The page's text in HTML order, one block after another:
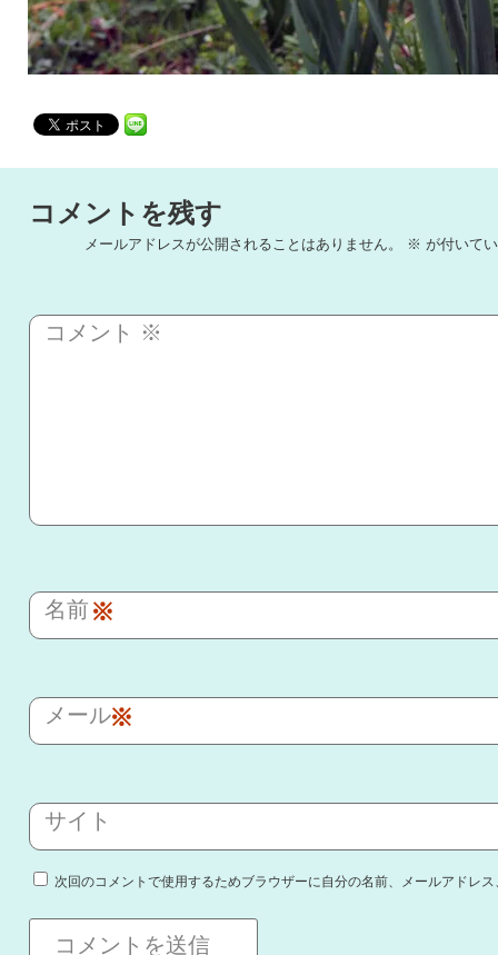
コメントを残す
メールアドレスが公開されることはありません。 ※ が付いて
コメント ※
名前 ※
メール※
サイト
次回のコメントで使用するためブラウザーに自分の名前、メールアドレ